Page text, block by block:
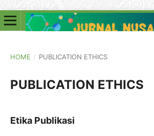
HOME / PUBLICATION ETHICS
PUBLICATION ETHICS
Etika Publikasi